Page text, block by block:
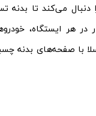
دنبال می‌کند تا
هر ایستگاه،
با صفحه‌های بدنه